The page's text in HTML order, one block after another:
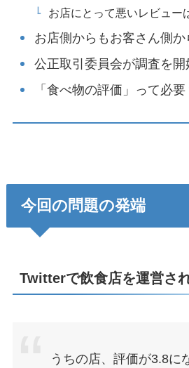
お店にとって悪いレビュー
お店側からもお客さん側
公正取引委員会が調査を開
「食べ物の評価」って必要
今回の問題の発端
Twitterで飲食店を運営さ
うちの店、評価が3.8に